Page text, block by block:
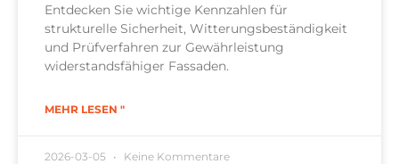
Entdecken Sie wichtige Kennzahlen für
strukturelle Sicherheit, Witterungsbeständigkeit
und Prüfverfahren zur Gewährleistung
widerstandsfähiger Fassaden.
MEHR LESEN "
2026-03-05 Keine Kommentare